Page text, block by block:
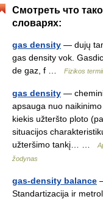
Смотреть что
словарях:
gas density — dujų
gas density vok.
de gaz, f …
Fizikos
gas density —
apsauga nuo
kiekis užteršto ploto
situacijos
užteršimo tankį… …
žodynas
gas-density balance
Standartizacija ir